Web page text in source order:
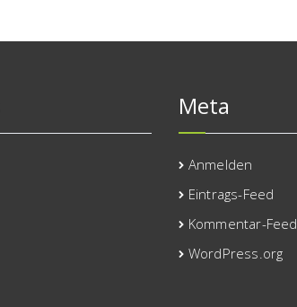
Meta
Anmelden
Eintrags-Feed
Kommentar-Feed
WordPress.org